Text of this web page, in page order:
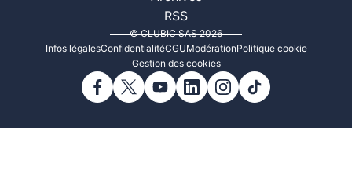
RSS
© CLUBIC SAS 2026
Infos légalesConfidentialitéCGUModérationPolitique cookie
Gestion des cookies